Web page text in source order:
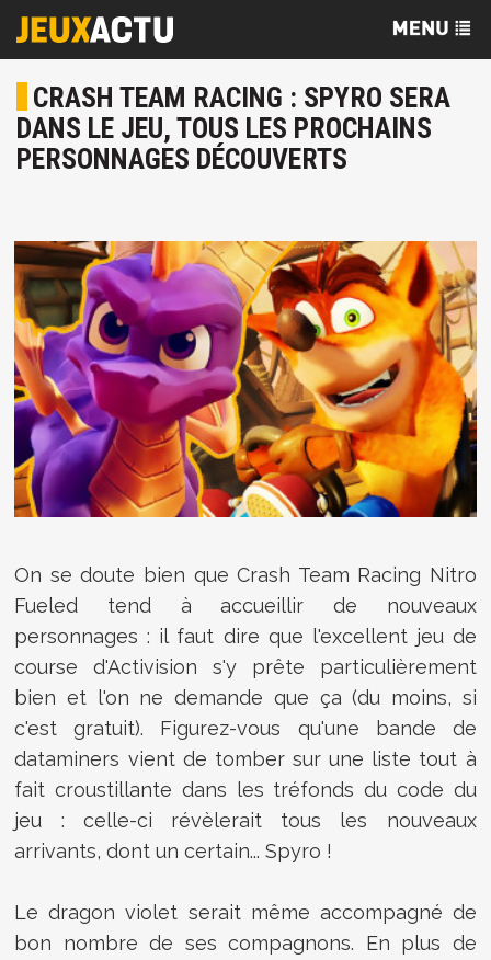
CRASH TEAM RACING : SPYRO SERA
DANS LE JEU, TOUS LES PROCHAINS
PERSONNAGES DÉCOUVERTS
On se doute bien que Crash Team Racing Nitro
Fueled tend à accueillir de nouveaux
personnages : il faut dire que l'excellent jeu de
course d'Activision s'y prête particulièrement
bien et l'on ne demande que ça (du moins, si
c'est gratuit). Figurez-vous qu'une bande de
dataminers vient de tomber sur une liste tout à
fait croustillante dans les tréfonds du code du
jeu : celle-ci révèlerait tous les nouveaux
arrivants, dont un certain... Spyro !
Le dragon violet serait même accompagné de
bon nombre de ses compagnons. En plus de